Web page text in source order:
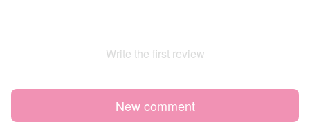
Write the first review
New comment